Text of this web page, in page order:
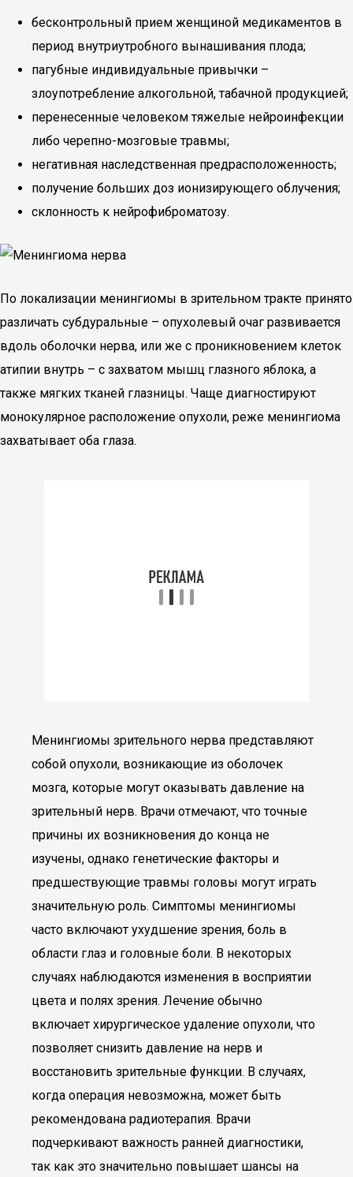
бесконтрольный прием женщиной медикаментов в
период внутриутробного вынашивания плода;
пагубные индивидуальные привычки –
злоупотребление алкогольной, табачной продукцией;
перенесенные человеком тяжелые нейроинфекции
либо черепно-мозговые травмы;
негативная наследственная предрасположенность;
получение больших доз ионизирующего облучения;
склонность к нейрофиброматозу.
По локализации менингиомы в зрительном тракте принято
различать субдуральные – опухолевый очаг развивается
вдоль оболочки нерва, или же с проникновением клеток
атипии внутрь – с захватом мышц глазного яблока, а
также мягких тканей глазницы. Чаще диагностируют
монокулярное расположение опухоли, реже менингиома
захватывает оба глаза.
Менингиомы зрительного нерва представляют
собой опухоли, возникающие из оболочек
мозга, которые могут оказывать давление на
зрительный нерв. Врачи отмечают, что точные
причины их возникновения до конца не
изучены, однако генетические факторы и
предшествующие травмы головы могут играть
значительную роль. Симптомы менингиомы
часто включают ухудшение зрения, боль в
области глаз и головные боли. В некоторых
случаях наблюдаются изменения в восприятии
цвета и полях зрения. Лечение обычно
включает хирургическое удаление опухоли, что
позволяет снизить давление на нерв и
восстановить зрительные функции. В случаях,
когда операция невозможна, может быть
рекомендована радиотерапия. Врачи
подчеркивают важность ранней диагностики,
так как это значительно повышает шансы на